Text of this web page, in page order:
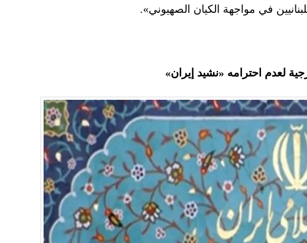
في مواجهة الكيان الصهيوني».
لعدم احترامه «نشيد إيران»